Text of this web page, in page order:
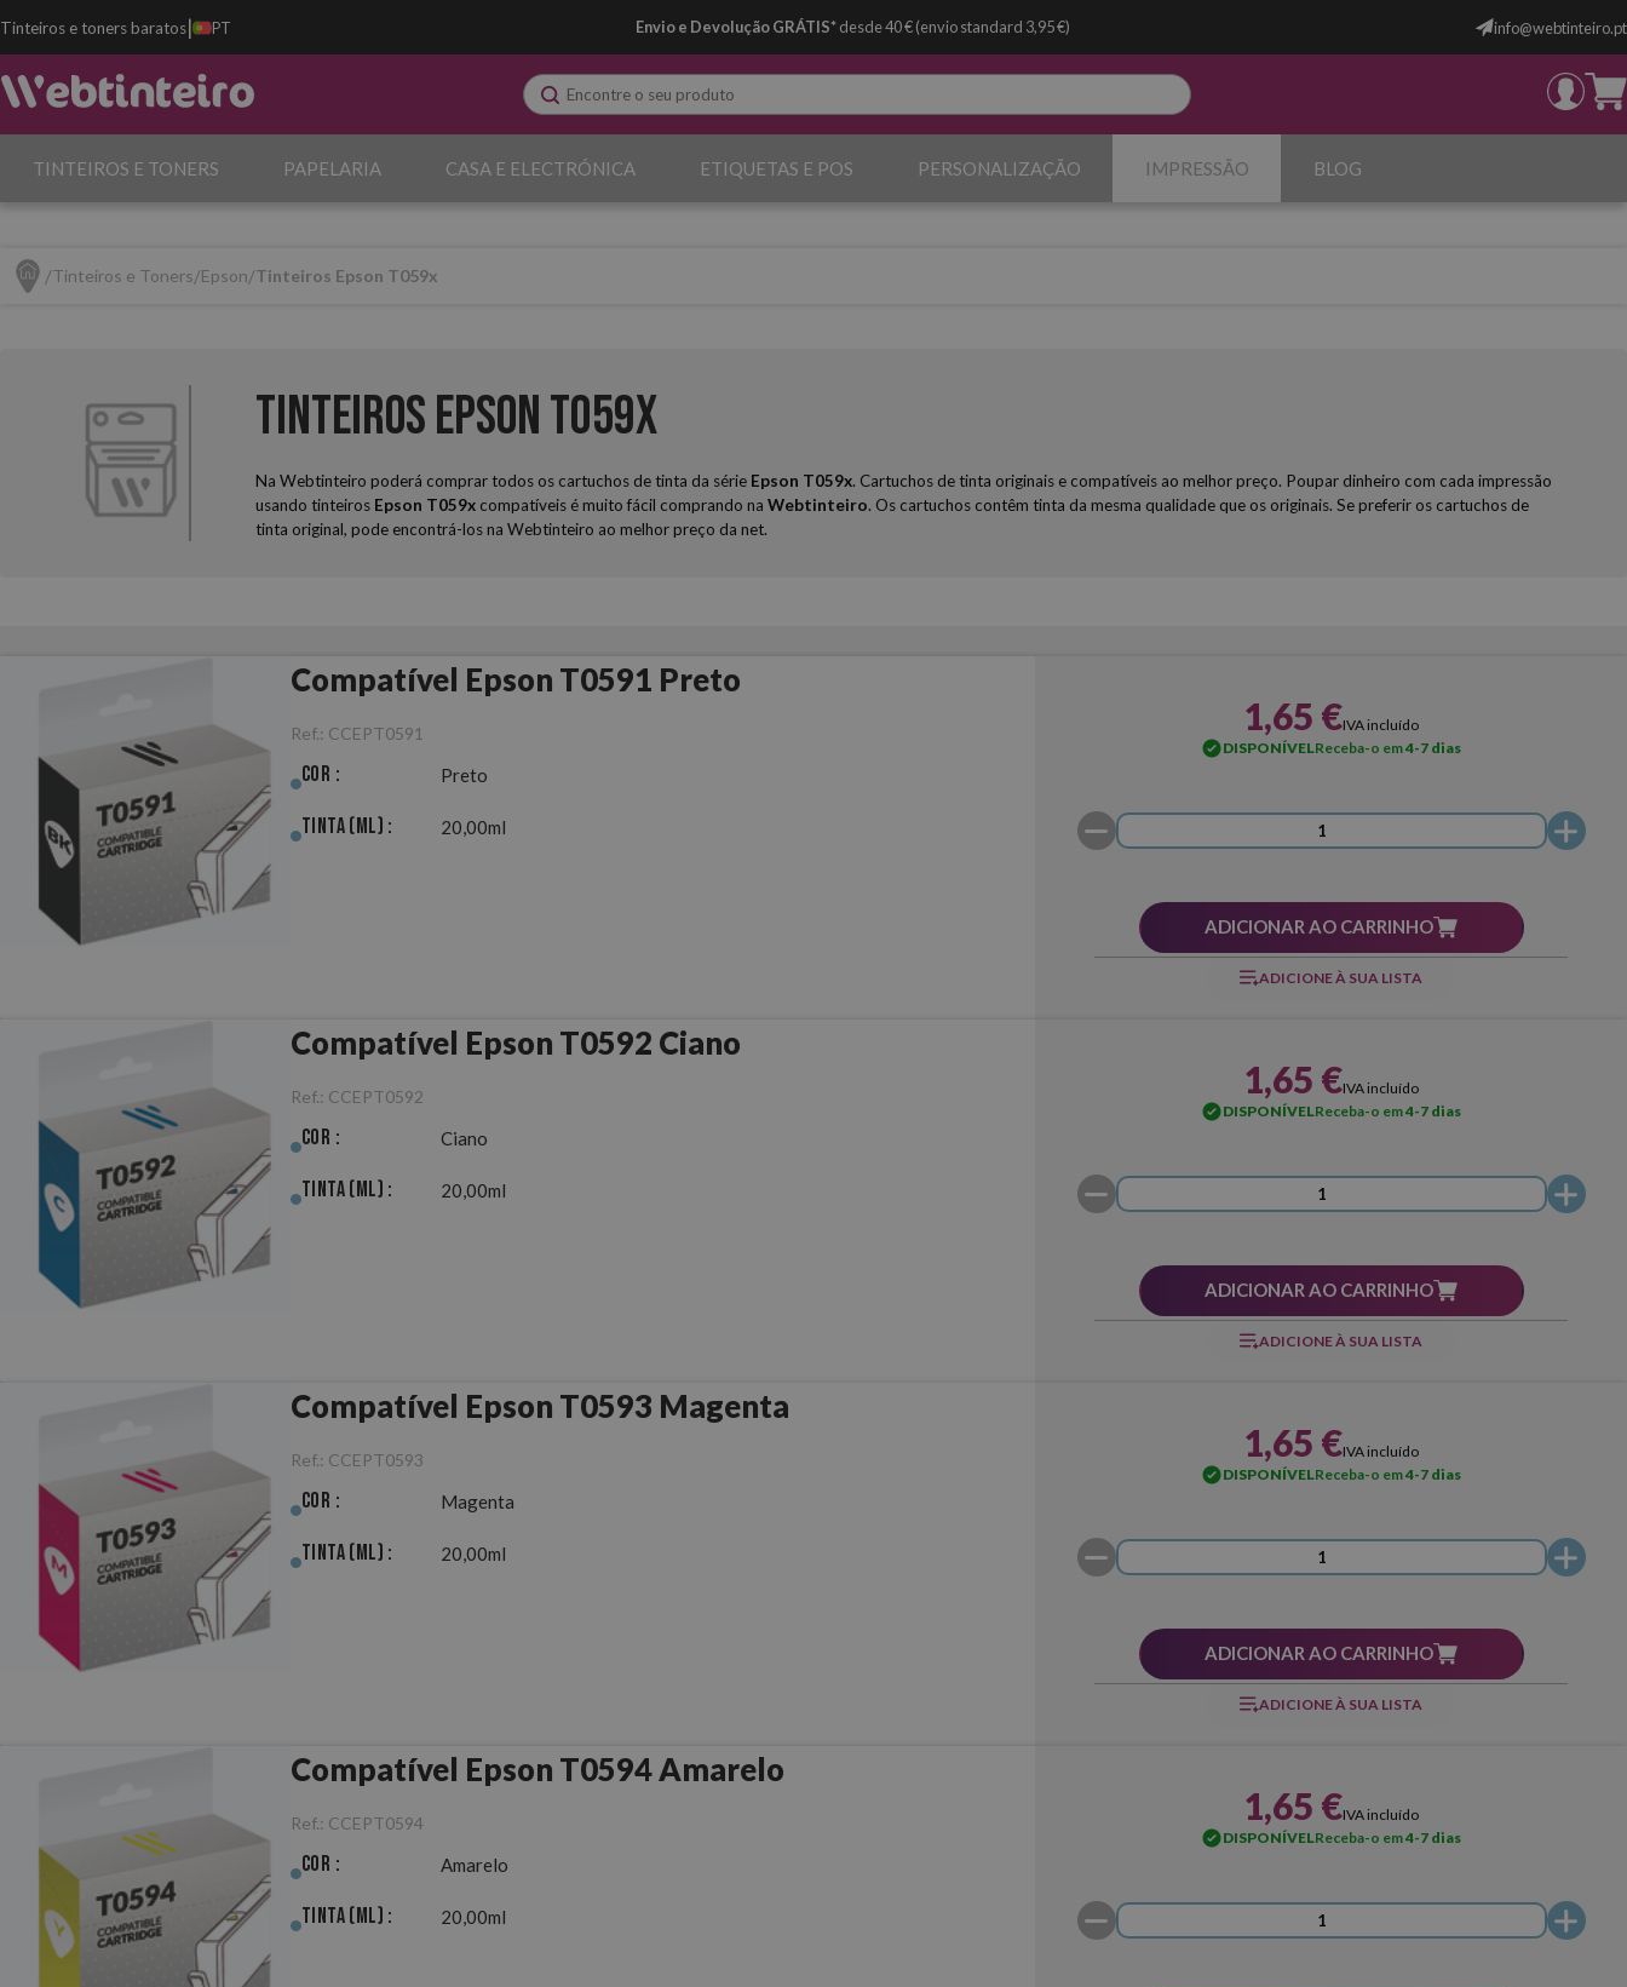
Tinteiros e toners baratos| PT Envio e Devolução GRÁTIS*desde 40 € (envio standard 3,95 €) info@webtinteiro.pt
TINTEIROS E TONERS PAPELARIA CASA E ELECTRÓNICA ETIQUETAS E POS PERSONALIZAÇÃO IMPRESSÃO BLOG
Tinteiros e Toners Epson Tinteiros Epson T059x
Tinteiros Epson T059x
Na Webtinteiro poderá comprar todos os cartuchos de tinta da série Epson T059x. Cartuchos de tinta originais e compatíveis ao melhor preço. Poupar dinheiro com cada impressão
usando tinteiros Epson T059xcompatíveis é muito fácil comprando na Webtinteiro. Os cartuchos contêm tinta da mesma qualidade que os originais. Se preferir os cartuchos de
tinta original, pode encontrá-los na Webtinteiro ao melhor preço da net.
Compatível Epson T0591 Preto
Ref.: CCEPT0591
Cor : Preto
Tinta (ml) : 20,00ml
1,65 €IVA incluído
DISPONÍVELReceba-o em4-7 dias
ADICIONAR AO CARRINHO
ADICIONE À SUA LISTA
Compatível Epson T0592 Ciano
Ref.: CCEPT0592
Cor : Ciano
Tinta (ml) : 20,00ml
1,65 €IVA incluído
DISPONÍVELReceba-o em4-7 dias
ADICIONAR AO CARRINHO
ADICIONE À SUA LISTA
Compatível Epson T0593 Magenta
Ref.: CCEPT0593
Cor : Magenta
Tinta (ml) : 20,00ml
1,65 €IVA incluído
DISPONÍVELReceba-o em4-7 dias
ADICIONAR AO CARRINHO
ADICIONE À SUA LISTA
Compatível Epson T0594 Amarelo
Ref.: CCEPT0594
Cor : Amarelo
Tinta (ml) : 20,00ml
1,65 €IVA incluído
DISPONÍVELReceba-o em4-7 dias